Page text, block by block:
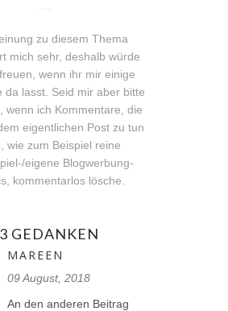
zu diesem Thema
mich sehr, deshalb würde
wenn ihr mir einige
da lasst. Seid mir aber bitte
wenn ich Kommentare, die
eigentlichen Post zu tun
wie zum Beispiel reine
eigene Blogwerbung-
kommentarlos lösche.
GEDANKEN
MAREEN
09 August, 2018
An den anderen Beitrag